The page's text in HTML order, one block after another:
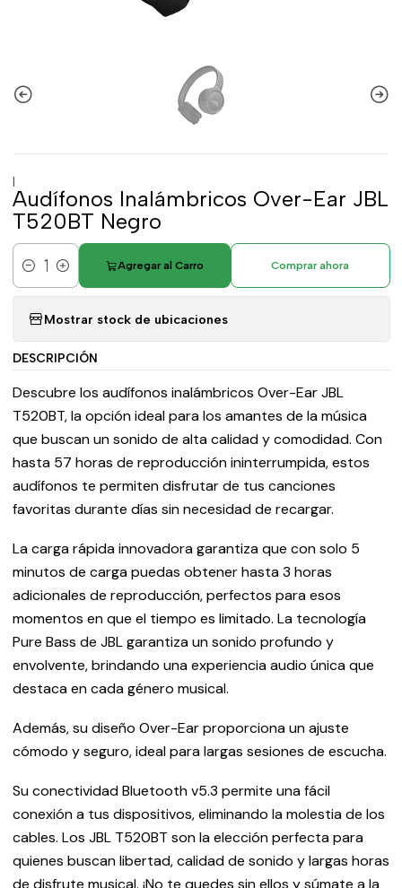
|
Audífonos Inalámbricos Over-Ear JBL
T520BT Negro
Cantidad
Agregar al Carro Comprar ahora
Mostrar stock de ubicaciones
DESCRIPCIÓN
Descubre los audífonos inalámbricos Over-Ear JBL
T520BT, la opción ideal para los amantes de la música
que buscan un sonido de alta calidad y comodidad. Con
hasta 57 horas de reproducción ininterrumpida, estos
audífonos te permiten disfrutar de tus canciones
favoritas durante días sin necesidad de recargar.
La carga rápida innovadora garantiza que con solo 5
minutos de carga puedas obtener hasta 3 horas
adicionales de reproducción, perfectos para esos
momentos en que el tiempo es limitado. La tecnología
Pure Bass de JBL garantiza un sonido profundo y
envolvente, brindando una experiencia audio única que
destaca en cada género musical.
Además, su diseño Over-Ear proporciona un ajuste
cómodo y seguro, ideal para largas sesiones de escucha.
Su conectividad Bluetooth v5.3 permite una fácil
conexión a tus dispositivos, eliminando la molestia de los
cables. Los JBL T520BT son la elección perfecta para
quienes buscan libertad, calidad de sonido y largas horas
de disfrute musical. ¡No te quedes sin ellos y súmate a la